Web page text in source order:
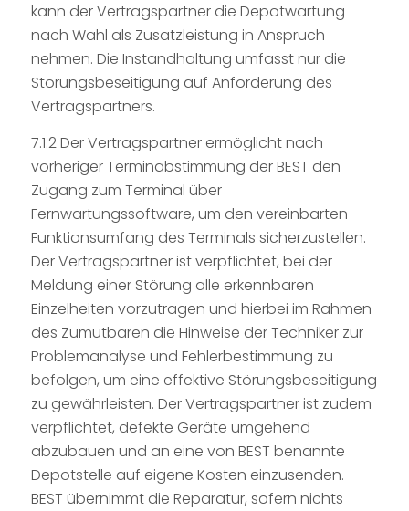
kann der Vertragspartner die Depotwartung
nach Wahl als Zusatzleistung in Anspruch
nehmen. Die Instandhaltung umfasst nur die
Störungsbeseitigung auf Anforderung des
Vertragspartners.
7.1.2 Der Vertragspartner ermöglicht nach
vorheriger Terminabstimmung der BEST den
Zugang zum Terminal über
Fernwartungssoftware, um den vereinbarten
Funktionsumfang des Terminals sicherzustellen.
Der Vertragspartner ist verpflichtet, bei der
Meldung einer Störung alle erkennbaren
Einzelheiten vorzutragen und hierbei im Rahmen
des Zumutbaren die Hinweise der Techniker zur
Problemanalyse und Fehlerbestimmung zu
befolgen, um eine effektive Störungsbeseitigung
zu gewährleisten. Der Vertragspartner ist zudem
verpflichtet, defekte Geräte umgehend
abzubauen und an eine von BEST benannte
Depotstelle auf eigene Kosten einzusenden.
BEST übernimmt die Reparatur, sofern nichts